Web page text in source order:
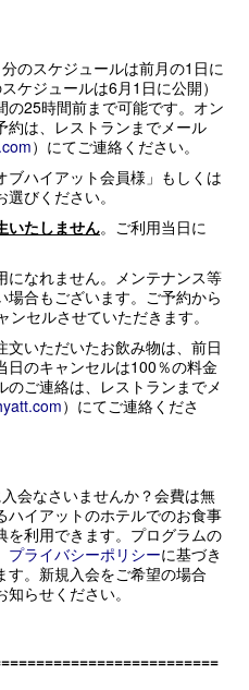
のスケジュールは前月の1日に
ケジュールは6月1日に公開）
の25時間前まで可能です。オン
約は、レストランまでメール
）にてご連絡ください。
ブハイアット会員様」もしくは
びください。
いたしません。ご利用当日に
になれません。メンテナンス等
場合もございます。ご予約から
セルさせていただきます。
いただいたお飲み物は、前日
日のキャンセルは100％の料金
のご連絡は、レストランまでメ
）にてご連絡くださ
会なさいませんか？会費は無
ハイアットのホテルでのお食事
を利用できます。プログラムの
プライバシーポリシーに基づき
す。新規入会をご希望の場合
らせください。